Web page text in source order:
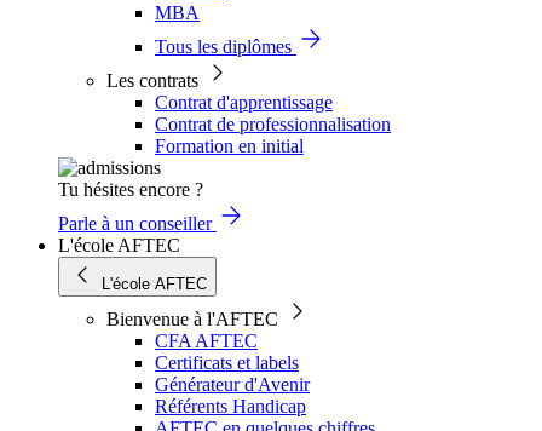
MBA
Tous les diplômes
Les contrats
Contrat d'apprentissage
Contrat de professionnalisation
Formation en initial
Tu hésites encore ?
Parle à un conseiller
L'école AFTEC
L'école AFTEC
Bienvenue à l'AFTEC
CFA AFTEC
Certificats et labels
Générateur d'Avenir
Référents Handicap